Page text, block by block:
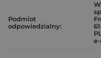
Podmiot
odpowiedzialny: